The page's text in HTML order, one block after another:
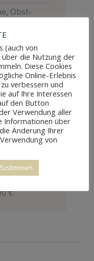
, Obst-
voll
aber
€
(auch von
die Nutzung der
Diese Cookies
Online-Erlebnis
verbessern und
auf Ihre Interessen
den Button
Verwendung aller
Informationen über
Änderung Ihrer
von